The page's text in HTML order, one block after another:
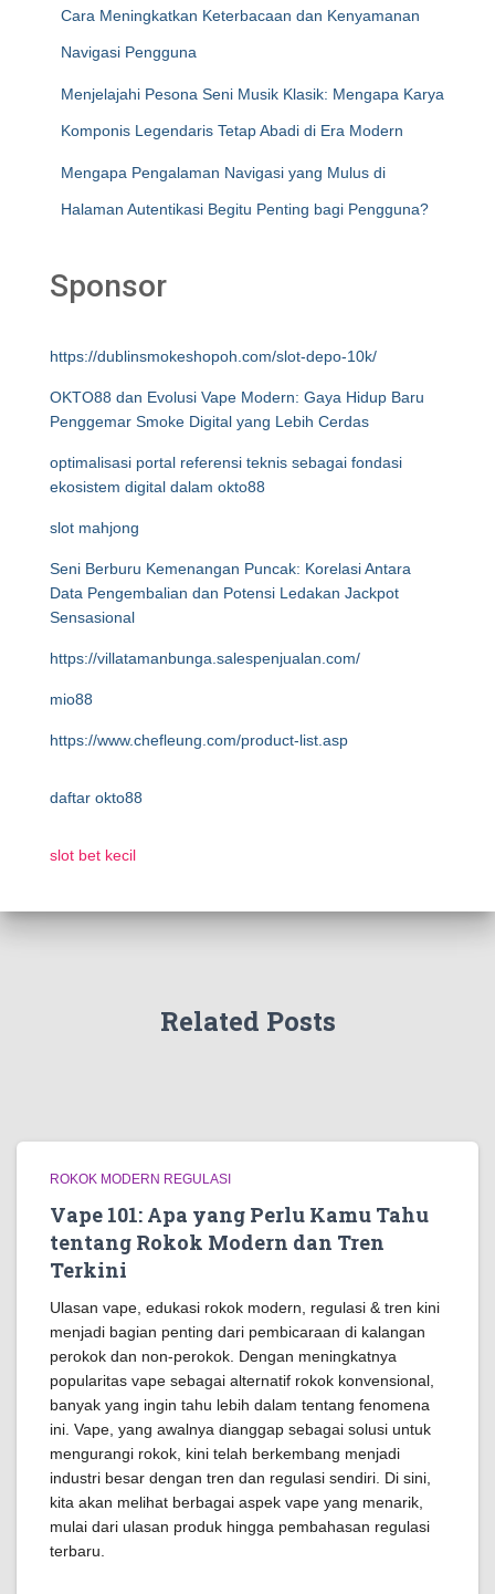
Cara Meningkatkan Keterbacaan dan Kenyamanan
Navigasi Pengguna
Menjelajahi Pesona Seni Musik Klasik: Mengapa Karya
Komponis Legendaris Tetap Abadi di Era Modern
Mengapa Pengalaman Navigasi yang Mulus di
Halaman Autentikasi Begitu Penting bagi Pengguna?
Sponsor
https://dublinsmokeshopoh.com/slot-depo-10k/
OKTO88 dan Evolusi Vape Modern: Gaya Hidup Baru
Penggemar Smoke Digital yang Lebih Cerdas
optimalisasi portal referensi teknis sebagai fondasi
ekosistem digital dalam okto88
slot mahjong
Seni Berburu Kemenangan Puncak: Korelasi Antara
Data Pengembalian dan Potensi Ledakan Jackpot
Sensasional
https://villatamanbunga.salespenjualan.com/
mio88
https://www.chefleung.com/product-list.asp
daftar okto88
slot bet kecil
Related Posts
ROKOK MODERN REGULASI
Vape 101: Apa yang Perlu Kamu Tahu
tentang Rokok Modern dan Tren
Terkini
Ulasan vape, edukasi rokok modern, regulasi & tren kini
menjadi bagian penting dari pembicaraan di kalangan
perokok dan non-perokok. Dengan meningkatnya
popularitas vape sebagai alternatif rokok konvensional,
banyak yang ingin tahu lebih dalam tentang fenomena
ini. Vape, yang awalnya dianggap sebagai solusi untuk
mengurangi rokok, kini telah berkembang menjadi
industri besar dengan tren dan regulasi sendiri. Di sini,
kita akan melihat berbagai aspek vape yang menarik,
mulai dari ulasan produk hingga pembahasan regulasi
terbaru.